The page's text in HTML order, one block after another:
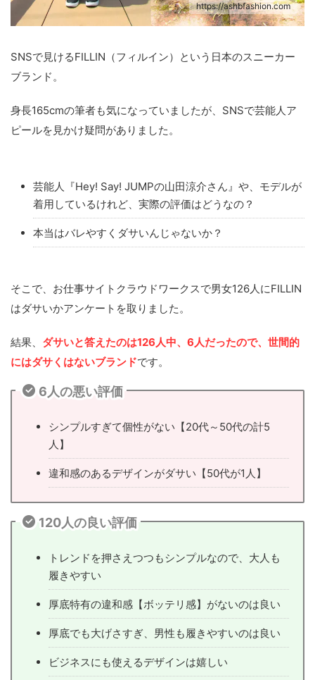
https://ashbfashion.com
SNSで見けるFILLIN（フィルイン）という日本のスニーカー
ブランド。
身長165cmの筆者も気になっていましたが、SNSで芸能人ア
ピールを見かけ疑問がありました。
芸能人『Hey! Say! JUMPの山田涼介さん』や、モデルが
着用しているけれど、実際の評価はどうなの？
本当はバレやすくダサいんじゃないか？
そこで、お仕事サイトクラウドワークスで男女126人にFILLIN
はダサいかアンケートを取りました。
結果、 ダサいと答えたのは126人中、6人だったので、世間的
にはダサくはないブランドです。
6人の悪い評価
シンプルすぎて個性がない【20代～50代の計5
人】
違和感のあるデザインがダサい【50代が1人】
120人の良い評価
トレンドを押さえつつもシンプルなので、大人も
履きやすい
厚底特有の違和感【ボッテリ感】がないのは良い
厚底でも大げさすぎ、男性も履きやすいのは良い
ビジネスにも使えるデザインは嬉しい